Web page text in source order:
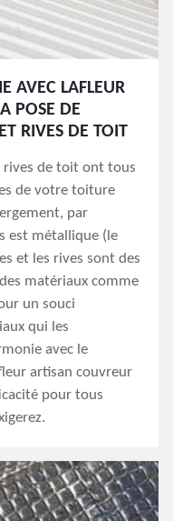
AVEC LAFLEUR
POSE DE
RIVES DE TOIT
rives de toit ont tous
de votre toiture
par
est métallique (le
et les rives sont des
matériaux comme
un souci
qui les
avec le
artisan couvreur
pour tous